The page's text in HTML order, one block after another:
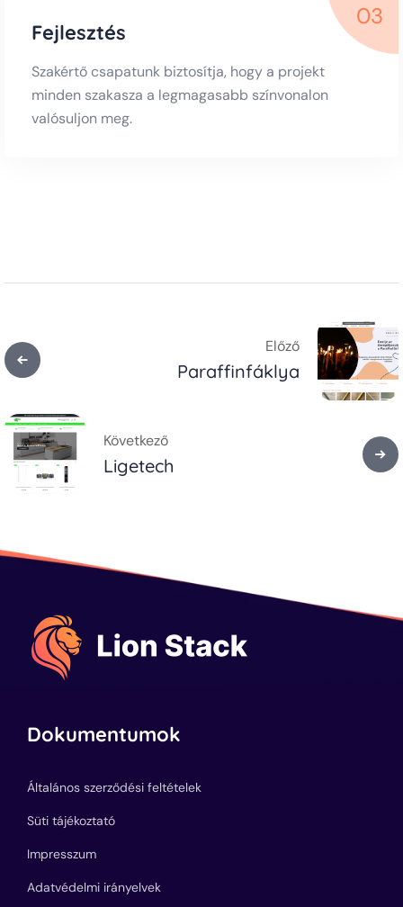
03
Fejlesztés
Szakértő csapatunk biztosítja, hogy a projekt
minden szakasza a legmagasabb színvonalon
valósuljon meg.
Előző
Paraffinfáklya
Következő
Ligetech
Dokumentumok
Általános szerződési feltételek
Süti tájékoztató
Impresszum
Adatvédelmi irányelvek